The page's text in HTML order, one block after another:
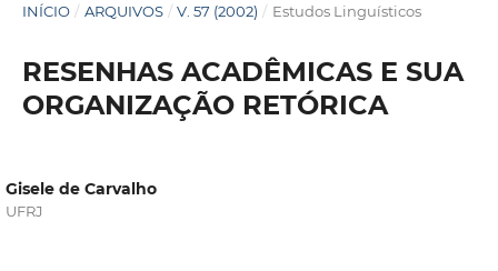
INÍCIO / ARQUIVOS / V. 57 (2002) / Estudos Linguísticos
RESENHAS ACADÊMICAS E SUA
ORGANIZAÇÃO RETÓRICA
Gisele de Carvalho
UFRJ